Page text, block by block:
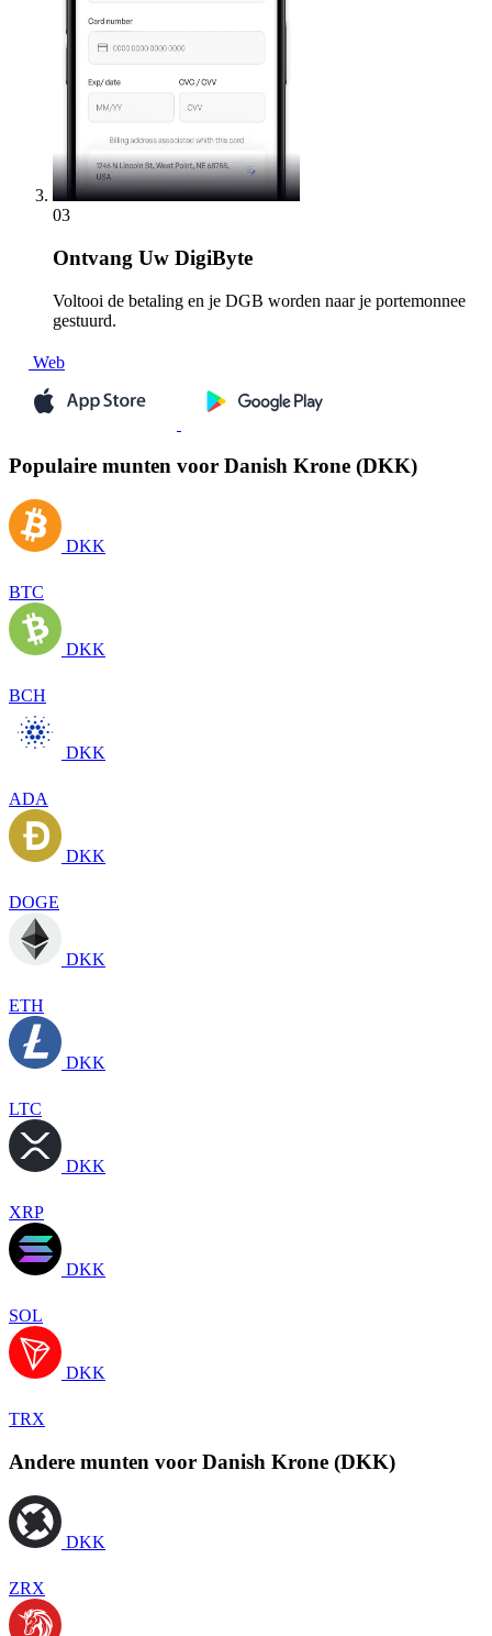
03
Ontvang Uw DigiByte
Voltooi de betaling en je DGB worden naar je portemonnee
gestuurd.
Web
Populaire munten voor Danish Krone (DKK)
DKK
BTC
DKK
BCH
DKK
ADA
DKK
DOGE
DKK
ETH
DKK
LTC
DKK
XRP
DKK
SOL
DKK
TRX
Andere munten voor Danish Krone (DKK)
DKK
ZRX